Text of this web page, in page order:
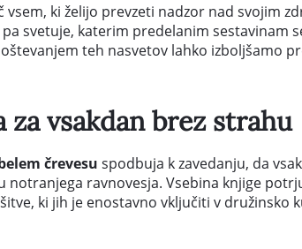
ki želijo prevzeti nadzor nad svojim
svetuje, katerim predelanim
teh nasvetov lahko izboljšamo
vsakdan brez strahu
črevesu spodbuja k zavedanju, da
notranjega ravnovesja. Vsebina knjige
ki jih je enostavno vključiti v družinsko